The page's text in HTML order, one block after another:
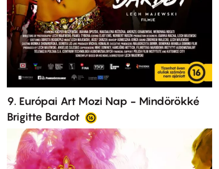
9. Európai Art Mozi Nap - Mindörökké
Brigitte Bardot